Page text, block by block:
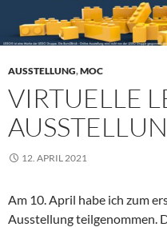
AUSSTELLUNG,MOC
VIRTUELLE
12. APRIL 2021
Am 10. April habe ich zum
Ausstellung teilgenommen.